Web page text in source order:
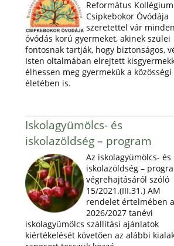
Református Kollégium
Csipkebokor Óvódája
szeretettel vár minden
óvódás korú gyermeket, akinek szülei
fontosnak tartják, hogy biztonságos,
Isten oltalmában elrejtett
élhessen meg gyermekük a közösségi
életében is.
Iskolagyümölcs- és
iskolazöldség – program
Az iskolagyümölcs- és
iskolazöldség –
végrehajtásáról szóló
15/2021.(III.31.) AM
rendelet értelmében a
2026/2027 tanévi
iskolagyümölcs szállítási ajánlatok
kiértékelését követően az alábbi